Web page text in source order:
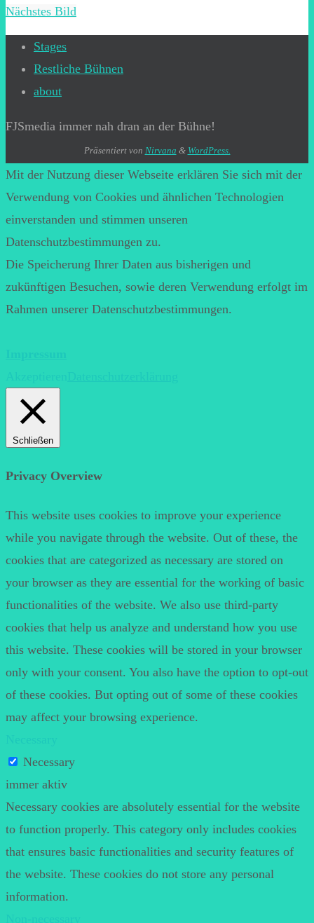
Nächstes Bild
Stages
Restliche Bühnen
about
FJSmedia immer nah dran an der Bühne!
Präsentiert von Nirvana & WordPress.
Mit der Nutzung dieser Webseite erklären Sie sich mit der
Verwendung von Cookies und ähnlichen Technologien
einverstanden und stimmen unseren
Datenschutzbestimmungen zu.
Die Speicherung Ihrer Daten aus bisherigen und
zukünftigen Besuchen, sowie deren Verwendung erfolgt im
Rahmen unserer Datenschutzbestimmungen.
Schließen
Privacy Overview
This website uses cookies to improve your experience
while you navigate through the website. Out of these, the
cookies that are categorized as necessary are stored on
your browser as they are essential for the working of basic
functionalities of the website. We also use third-party
cookies that help us analyze and understand how you use
this website. These cookies will be stored in your browser
only with your consent. You also have the option to opt-out
of these cookies. But opting out of some of these cookies
may affect your browsing experience.
Necessary
immer aktiv
Necessary cookies are absolutely essential for the website
to function properly. This category only includes cookies
that ensures basic functionalities and security features of
the website. These cookies do not store any personal
information.